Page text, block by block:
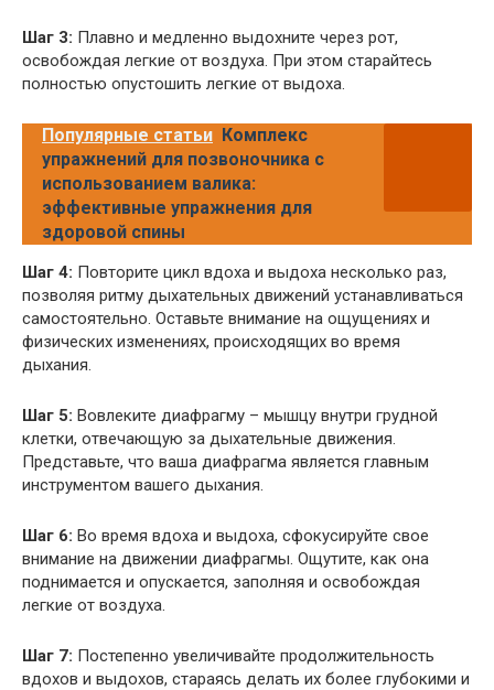
Шаг 3: Плавно и медленно выдохните через рот,
освобождая легкие от воздуха. При этом старайтесь
полностью опустошить легкие от выдоха.
Популярные статьи Комплекс
упражнений для позвоночника с
использованием валика:
эффективные упражнения для
здоровой спины
Шаг 4: Повторите цикл вдоха и выдоха несколько раз,
позволяя ритму дыхательных движений устанавливаться
самостоятельно. Оставьте внимание на ощущениях и
физических изменениях, происходящих во время
дыхания.
Шаг 5: Вовлеките диафрагму – мышцу внутри грудной
клетки, отвечающую за дыхательные движения.
Представьте, что ваша диафрагма является главным
инструментом вашего дыхания.
Шаг 6: Во время вдоха и выдоха, сфокусируйте свое
внимание на движении диафрагмы. Ощутите, как она
поднимается и опускается, заполняя и освобождая
легкие от воздуха.
Шаг 7: Постепенно увеличивайте продолжительность
вдохов и выдохов, стараясь делать их более глубокими и